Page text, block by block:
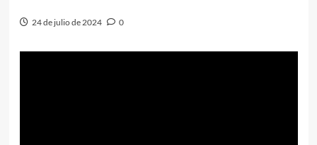
24 de julio de 2024 0